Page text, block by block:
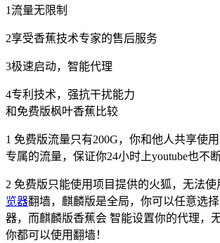
1流量无限制
2享受香蕉技术专家的售后服务
3极速启动，智能代理
4专利技术，强抗干扰能力
和免费版枫叶香蕉比较
1 免费版流量只有200G，你和他人共享使
专属的流量，保证你24小时上youtube也不
2 免费版只能使用项目提供的火狐，无法
览器翻墙，麒麟版是全局，你可以任意选
器，而麒麟版香蕉会 智能设置你的代理，
你都可以使用翻墙！